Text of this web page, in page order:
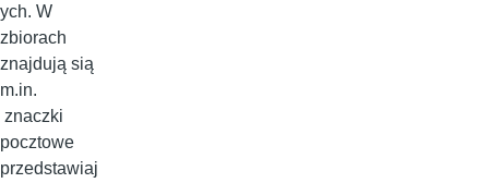
ych. W
zbiorach
znajdują sią
m.in.
znaczki
pocztowe
przedstawiaj